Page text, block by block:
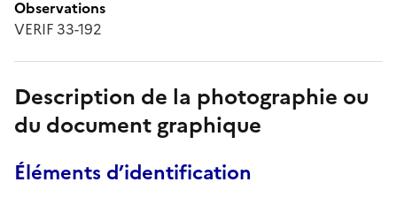
Observations
VERIF 33-192
Description de la photographie ou
du document graphique
Éléments d’identification